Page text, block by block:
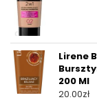
Lirene
200 Ml
20.00zł